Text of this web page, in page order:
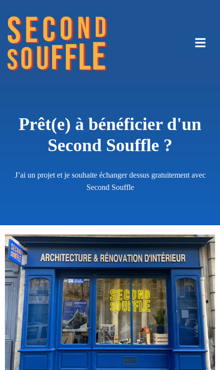
Prêt(e) à bénéficier d'un
Second Souffle ?
J’ai un projet et je souhaite échanger dessus gratuitement avec
Second Souffle